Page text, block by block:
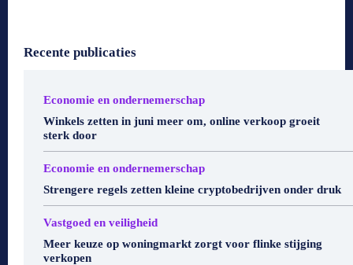
Recente publicaties
Economie en ondernemerschap
Winkels zetten in juni meer om, online verkoop groeit
sterk door
Economie en ondernemerschap
Strengere regels zetten kleine cryptobedrijven onder druk
Vastgoed en veiligheid
Meer keuze op woningmarkt zorgt voor flinke stijging
verkopen